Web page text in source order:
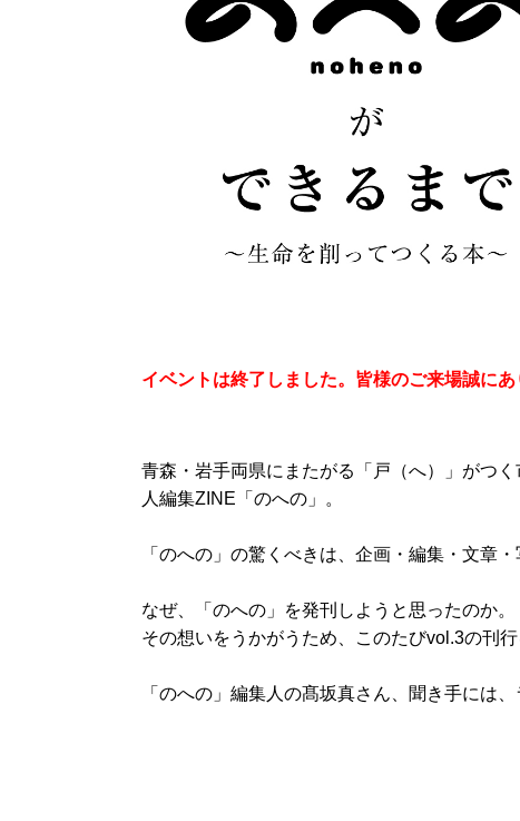
イベントは終了しました。皆様のご来場誠にあ
青森・岩手両県にまたがる「戸（へ）」がつ
人編集ZINE 「のへの」。
「のへの」の驚くべきは、企画・編集・文章
なぜ、「のへの」を発刊しようと思ったのか。
その想いをうかがうため、このたびvol.3の刊
「のへの」編集人の髙坂真さん、聞き手には